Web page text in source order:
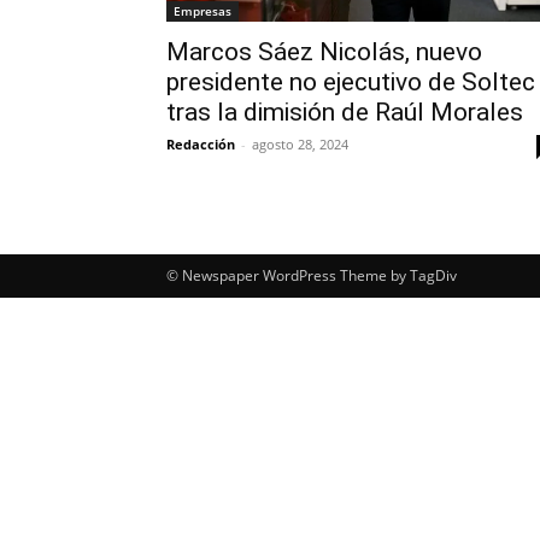
Empresas
Marcos Sáez Nicolás, nuevo
presidente no ejecutivo de Soltec
tras la dimisión de Raúl Morales
Redacción - agosto 28, 2024
© Newspaper WordPress Theme by TagDiv